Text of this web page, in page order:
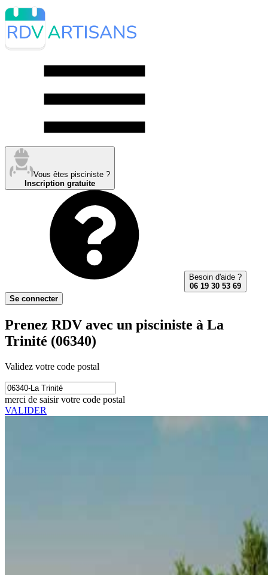
Vous êtes pisciniste ?
Inscription gratuite
Besoin d'aide ?
06 19 30 53 69
Se connecter
Prenez RDV avec un pisciniste à La
Trinité (06340)
Validez votre code postal
merci de saisir votre code postal
VALIDER